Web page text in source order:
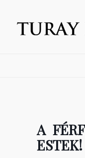
A
ESTEK!